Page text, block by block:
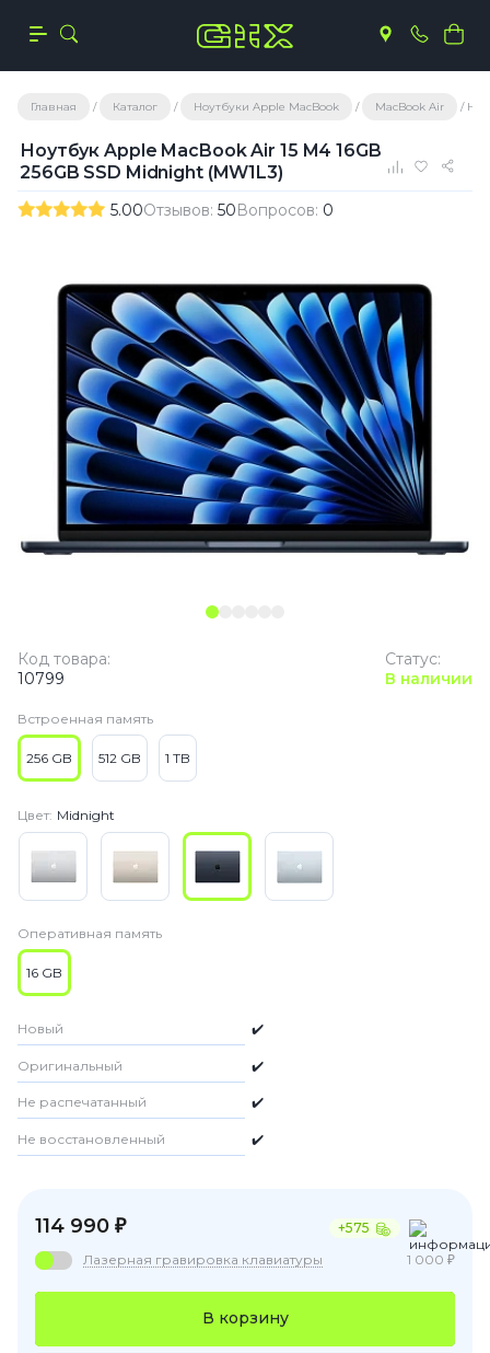
Главная Каталог Ноутбуки Apple MacBook MacBook Air
Ноутбук Apple MacBook Air 15 M4 16GB
256GB SSD Midnight (MW1L3)
5.00Отзывов: 50Вопросов: 0
Статус:
В наличии
Код товара:
10799
Встроенная память
256 GB 512 GB 1 TB
Цвет: Midnight
Оперативная память
16 GB
Новый ✔️
Оригинальный ✔️
Не распечатанный ✔️
Не восстановленный ✔️
114 990 ₽
+575
Лазерная гравировка клавиатуры
1 000 ₽
В корзину